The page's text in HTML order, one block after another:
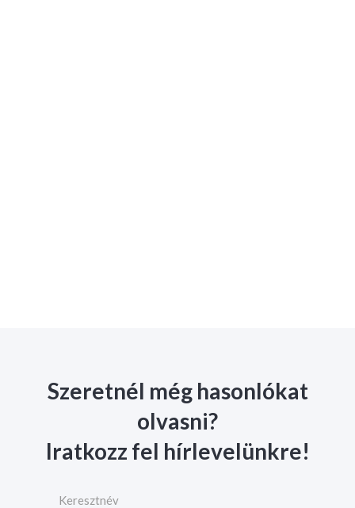
Szeretnél még hasonlókat
olvasni?
Iratkozz fel hírlevelünkre!